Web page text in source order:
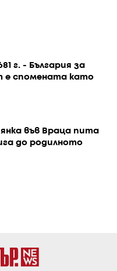
г. - България за
е спомената като
във Враца пита
до родилното